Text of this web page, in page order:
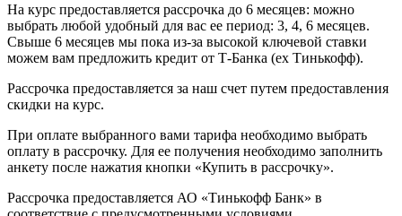
На курс предоставляется рассрочка до 6 месяцев: можно
выбрать любой удобный для вас ее период: 3, 4, 6 месяцев.
Свыше 6 месяцев мы пока из-за высокой ключевой ставки
можем вам предложить кредит от Т-Банка (ex Тинькофф).
Рассрочка предоставляется за наш счет путем предоставления
скидки на курс.
При оплате выбранного вами тарифа необходимо выбрать
оплату в рассрочку. Для ее получения необходимо заполнить
анкету после нажатия кнопки «Купить в рассрочку».
Рассрочка предоставляется АО «Тинькофф Банк» в